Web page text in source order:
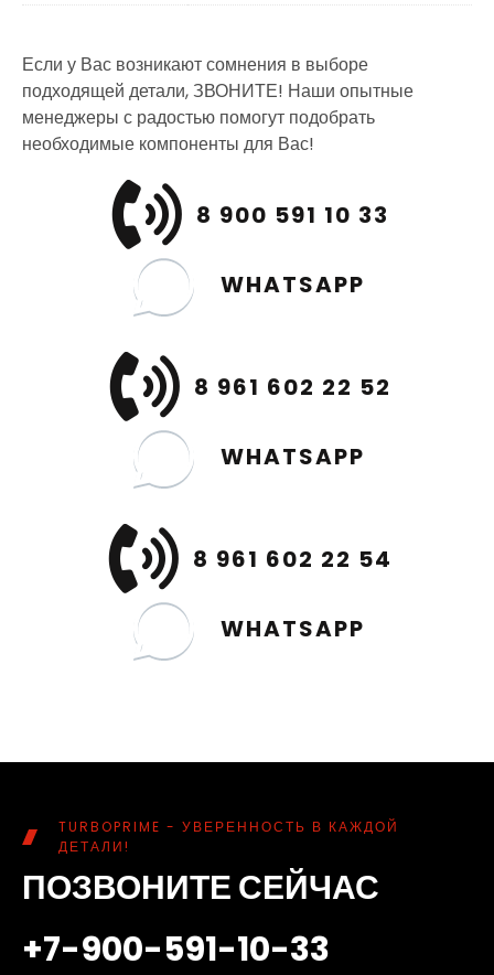
Если у Вас возникают сомнения в выборе
подходящей детали, ЗВОНИТЕ! Наши опытные
менеджеры с радостью помогут подобрать
необходимые компоненты для Вас!
8 900 591 10 33
WHATSAPP
8 961 602 22 52
WHATSAPP
8 961 602 22 54
WHATSAPP
TURBOPRIME - УВЕРЕННОСТЬ В КАЖДОЙ
ДЕТАЛИ!
ПОЗВОНИТЕ СЕЙЧАС
+7-900-591-10-33